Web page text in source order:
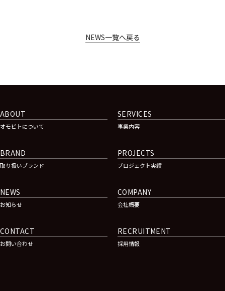
NEWS一覧へ戻る
ABOUT
オモビトについて
SERVICES
事業内容
BRAND
取り扱いブランド
PROJECTS
プロジェクト実績
NEWS
お知らせ
COMPANY
会社概要
CONTACT
お問い合わせ
RECRUITMENT
採用情報